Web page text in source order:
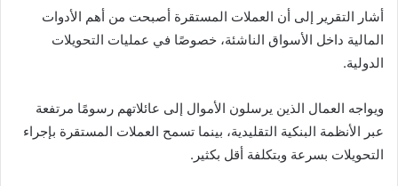
أشار التقرير إلى أن العملات المستقرة أصبحت من أهم الأدوات
المالية داخل الأسواق الناشئة، خصوصًا في عمليات التحويلات
الدولية.
ويواجه العمال الذين يرسلون الأموال إلى عائلاتهم رسومًا مرتفعة
عبر الأنظمة البنكية التقليدية، بينما تسمح العملات المستقرة بإجراء
التحويلات بسرعة وبتكلفة أقل بكثير.